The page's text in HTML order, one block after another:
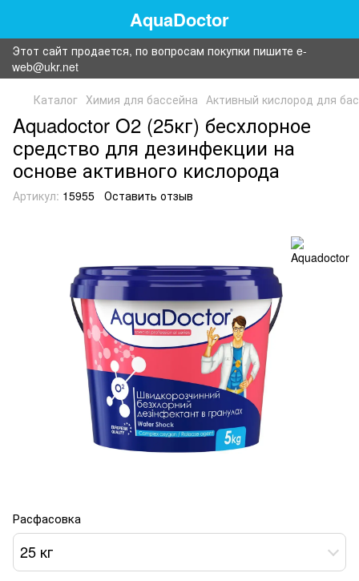
AquaDoctor
Этот сайт продается, по вопросам покупки пишите e-
web@ukr.net
Каталог Химия для бассейна Активный кислород для
Aquadoctor O2 (25кг) бесхлорное
средство для дезинфекции на
основе активного кислорода
Артикул: 15955 Оставить отзыв
Расфасовка
25 кг